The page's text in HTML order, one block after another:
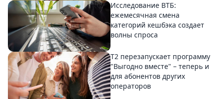
Исследование ВТБ:
ежемесячная смена
категорий кешбэка создает
волны спроса
Т2 перезапускает программу
"Выгодно вместе" – теперь и
для абонентов других
операторов